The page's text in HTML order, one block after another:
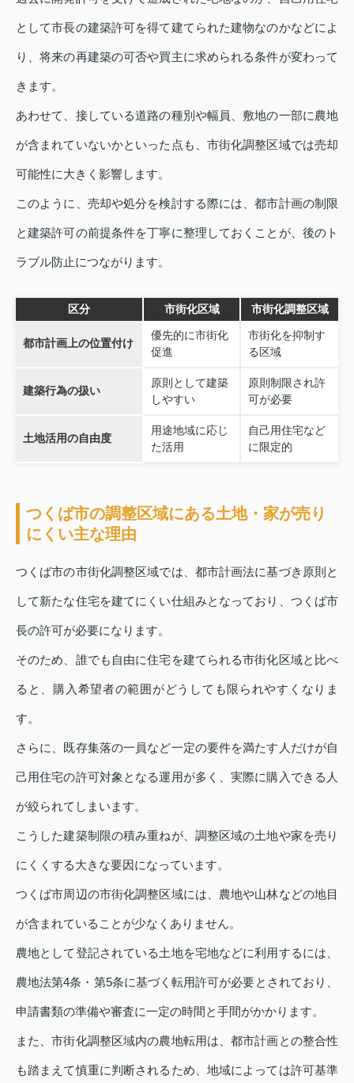
として市長の建築許可を得て建てられた建物なのかなどによ
り、将来の再建築の可否や買主に求められる条件が変わって
きます。
あわせて、接している道路の種別や幅員、敷地の一部に農地
が含まれていないかといった点も、市街化調整区域では売却
可能性に大きく影響します。
このように、売却や処分を検討する際には、都市計画の制限
と建築許可の前提条件を丁寧に整理しておくことが、後のト
ラブル防止につながります。
区分 市街化区域 市街化調整区域
都市計画上の位置付け
優先的に市街化
促進
市街化を抑制す
る区域
建築行為の扱い
原則として建築
しやすい
原則制限され許
可が必要
土地活用の自由度
用途地域に応じ
た活用
自己用住宅など
に限定的
つくば市の調整区域にある土地・家が売り
にくい主な理由
つくば市の市街化調整区域では、都市計画法に基づき原則と
して新たな住宅を建てにくい仕組みとなっており、つくば市
長の許可が必要になります。
そのため、誰でも自由に住宅を建てられる市街化区域と比べ
ると、購入希望者の範囲がどうしても限られやすくなりま
す。
さらに、既存集落の一員など一定の要件を満たす人だけが自
己用住宅の許可対象となる運用が多く、実際に購入できる人
が絞られてしまいます。
こうした建築制限の積み重ねが、調整区域の土地や家を売り
にくくする大きな要因になっています。
つくば市周辺の市街化調整区域には、農地や山林などの地目
が含まれていることが少なくありません。
農地として登記されている土地を宅地などに利用するには、
農地法第4条・第5条に基づく転用許可が必要とされており、
申請書類の準備や審査に一定の時間と手間がかかります。
また、市街化調整区域内の農地転用は、都市計画との整合性
も踏まえて慎重に判断されるため、地域によっては許可基準